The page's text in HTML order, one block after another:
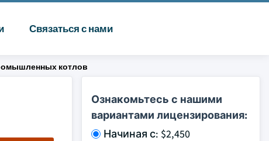
Связаться с нами
котлов
Ознакомьтесь с нашими
вариантами лицензирования:
Начиная с: $2,450